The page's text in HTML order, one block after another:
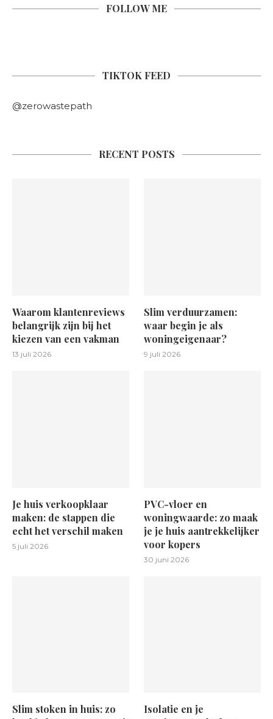
FOLLOW ME
TIKTOK FEED
@zerowastepath
RECENT POSTS
Waarom klantenreviews
belangrijk zijn bij het
kiezen van een vakman
13 juli 2026
Slim verduurzamen:
waar begin je als
woningeigenaar?
9 juli 2026
Je huis verkoopklaar
maken: de stappen die
echt het verschil maken
5 juli 2026
PVC-vloer en
woningwaarde: zo maak
je je huis aantrekkelijker
voor kopers
30 juni 2026
Slim stoken in huis: zo
Isolatie en je